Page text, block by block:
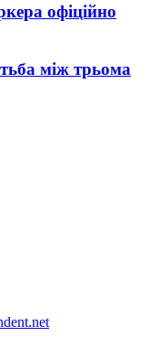
офіційно
між трьома